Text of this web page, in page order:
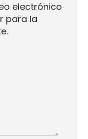
electrónico
para la